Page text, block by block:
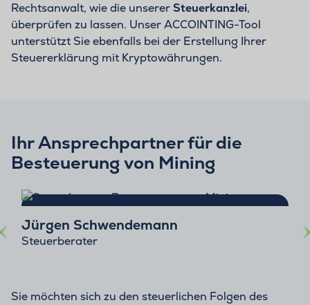
Rechtsanwalt, wie die unsererSteuerkanzlei,
überprüfen zu lassen. Unser ACCOINTING-Tool
unterstützt Sie ebenfalls bei der Erstellung Ihrer
Steuererklärung mit Kryptowährungen.
Ihr Ansprechpartner für die
Besteuerung von Mining
Jürgen Schwendemann
Steuerberater
Sie möchten sich zu den steuerlichen Folgen des